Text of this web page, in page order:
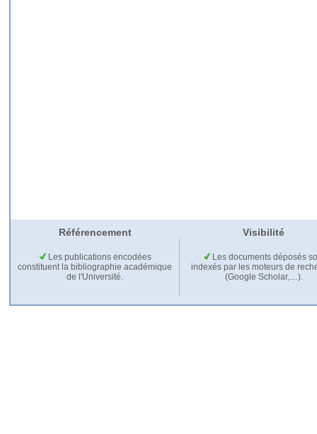
Référencement Visibilité
Les publications encodées
constituent la bibliographie académique
de l'Université.
Les documents déposés
indexés par les moteurs de
(Google Scholar,…).